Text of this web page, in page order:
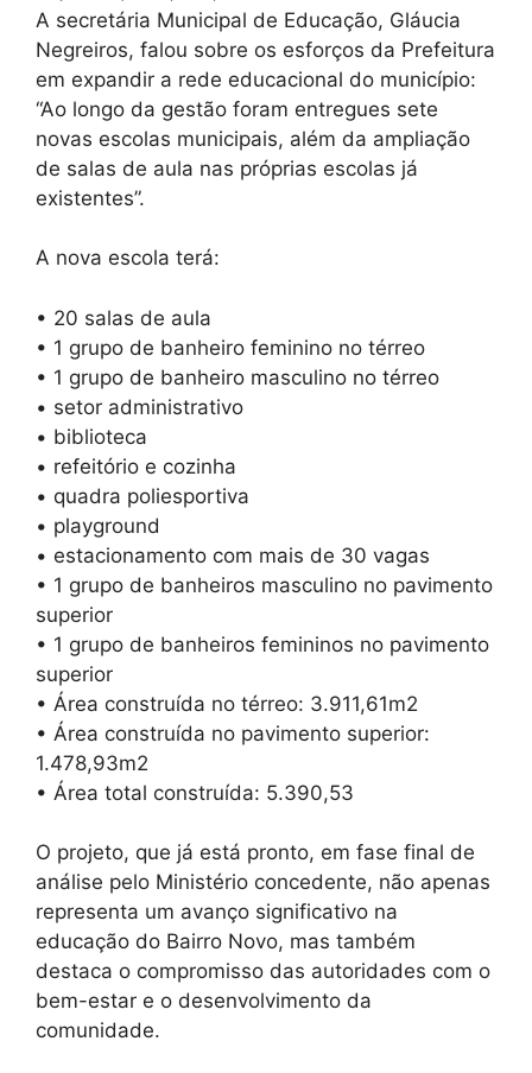
A secretária Municipal de Educação, Gláucia
Negreiros, falou sobre os esforços da Prefeitura
em expandir a rede educacional do município:
“Ao longo da gestão foram entregues sete
novas escolas municipais, além da ampliação
de salas de aula nas próprias escolas já
existentes”.
A nova escola terá:
• 20 salas de aula
• 1 grupo de banheiro feminino no térreo
• 1 grupo de banheiro masculino no térreo
• setor administrativo
• biblioteca
• refeitório e cozinha
• quadra poliesportiva
• playground
• estacionamento com mais de 30 vagas
• 1 grupo de banheiros masculino no pavimento
superior
• 1 grupo de banheiros femininos no pavimento
superior
• Área construída no térreo: 3.911,61m2
• Área construída no pavimento superior:
1.478,93m2
• Área total construída: 5.390,53
O projeto, que já está pronto, em fase final de
análise pelo Ministério concedente, não apenas
representa um avanço significativo na
educação do Bairro Novo, mas também
destaca o compromisso das autoridades com o
bem-estar e o desenvolvimento da
comunidade.